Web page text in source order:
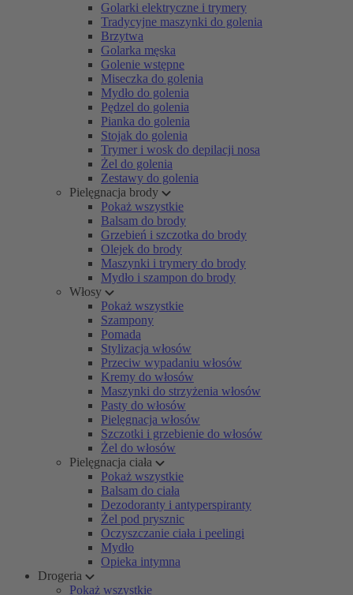
Golarki elektryczne i trymery
Tradycyjne maszynki do golenia
Brzytwa
Golarka męska
Golenie wstępne
Miseczka do golenia
Mydło do golenia
Pędzel do golenia
Pianka do golenia
Stojak do golenia
Trymer i wosk do depilacji nosa
Żel do golenia
Zestawy do golenia
Pielęgnacja brody
Pokaż wszystkie
Balsam do brody
Grzebień i szczotka do brody
Olejek do brody
Maszynki i trymery do brody
Mydło i szampon do brody
Włosy
Pokaż wszystkie
Szampony
Pomada
Stylizacja włosów
Przeciw wypadaniu włosów
Kremy do włosów
Maszynki do strzyżenia włosów
Pasty do włosów
Pielęgnacja włosów
Szczotki i grzebienie do włosów
Żel do włosów
Pielęgnacja ciała
Pokaż wszystkie
Balsam do ciała
Dezodoranty i antyperspiranty
Żel pod prysznic
Oczyszczanie ciała i peelingi
Mydło
Opieka intymna
Drogeria
Pokaż wszystkie